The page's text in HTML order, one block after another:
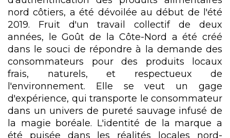
nord côtiers, a été dévoilée au début de l'été
2019. Fruit d'un travail collectif de deux
années, le Goût de la Côte-Nord a été créé
dans le souci de répondre à la demande des
consommateurs pour des produits locaux
frais, naturels, et respectueux de
l'environnement. Elle se veut un gage
d'expérience, qui transporte le consommateur
dans un univers de pureté sauvage infusé de
la magie boréale. L'identité de la marque a
été puisée dans les réalités locales nord-